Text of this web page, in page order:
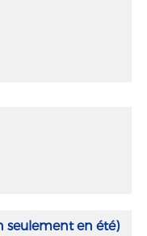
seulement en été)